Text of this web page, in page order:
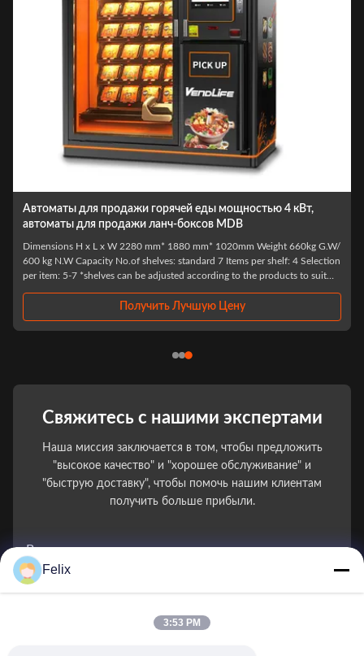
Автоматы для продажи горячей еды мощностью 4 кВт,
автоматы для продажи ланч-боксов MDB
Dimensions H x L x W 2280 mm* 1880 mm* 1020mm Weight 660kg G.W/
600 kg N.W Capacity No.of shelves: standard 7 Items per shelf: 4 Selection
per item: 5-7 *shelves can be adjusted according to the products to suit
Получить Лучшую Цену
Свяжитесь с нашими экспертами
Наша миссия заключается в том, чтобы предложить
"высокое качество" и "хорошее обслуживание" и
"быструю доставку", чтобы помочь нашим клиентам
получить больше прибыли.
Ваше имя
Felix
3:53 PM